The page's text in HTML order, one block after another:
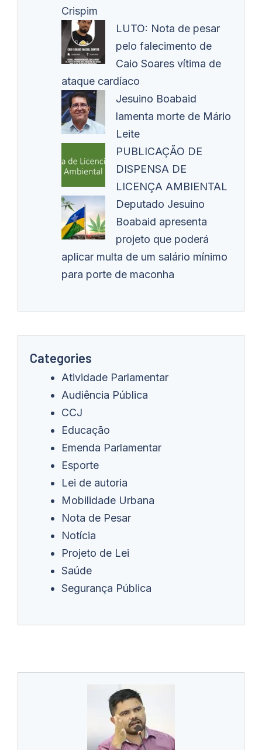
Crispim
LUTO: Nota de pesar
pelo falecimento de
Caio Soares vítima de
ataque cardíaco
Jesuino Boabaid
lamenta morte de Mário
Leite
PUBLICAÇÃO DE
DISPENSA DE
LICENÇA AMBIENTAL
Deputado Jesuino
Boabaid apresenta
projeto que poderá
aplicar multa de um salário mínimo
para porte de maconha
Categories
Atividade Parlamentar
Audiência Pública
CCJ
Educação
Emenda Parlamentar
Esporte
Lei de autoria
Mobilidade Urbana
Nota de Pesar
Notícia
Projeto de Lei
Saúde
Segurança Pública